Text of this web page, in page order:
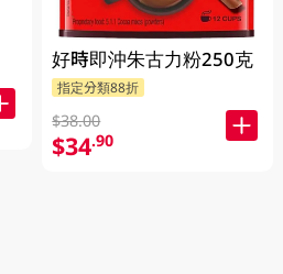
好時即沖朱古力粉250克
指定分類88折
$38.00
$34.90